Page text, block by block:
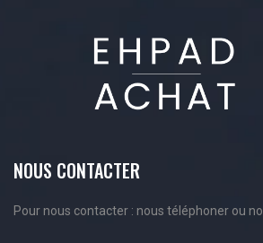
NOUS CONTACTER
Pour nous contacter : nous téléphoner ou